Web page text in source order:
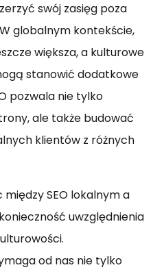
swój zasięg poza
globalnym kontekście,
większa, a kulturowe
stanowić dodatkowe
pozwala nie tylko
ale także budować
klientów z różnych
SEO lokalnym a
uwzględnienia
od nas nie tylko